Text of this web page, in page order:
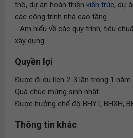
thô, dự án hoàn thiện kiến trúc, dự
các công trình nhà cao tầng
- Am hiểu về các quy trình, tiêu
xây dựng
Quyền lợi
Được đi du lịch 2-3 lần trong 1 năm
Quà chúc mừng sinh nhật
Được hưởng chế độ BHYT, BHXH,
Thông tin khác